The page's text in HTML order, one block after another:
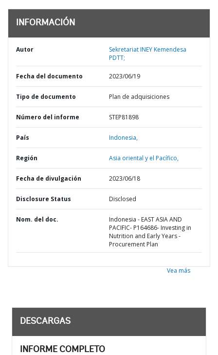
INFORMACIÓN
Autor
Sekretariat INEY Kemendesa
PDTT;
Fecha del documento 2023/06/19
Tipo de documento Plan de adquisiciones
Número del informe STEP81898
País Indonesia,
Región Asia oriental y el Pacífico,
Fecha de divulgación 2023/06/18
Disclosure Status Disclosed
Nom. del doc.
Indonesia - EAST ASIA AND
PACIFIC- P164686- Investing in
Nutrition and Early Years -
Procurement Plan
Vea más
DESCARGAS
INFORME COMPLETO